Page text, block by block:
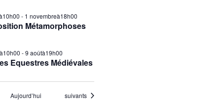
Métamorphoses
- 1 novembreà18h00
Equestres Médiévales
-9 aoûtà19h00
Aujourd’hui Évènements
suivants